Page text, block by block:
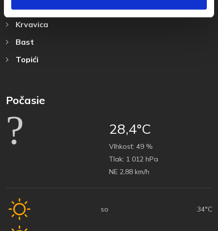
Krvavica
Bast
Topići
Počasie
28,4°C
Vlhkosť: 49 %
Tlak: 1 012 hPa
NE 2,88 km/h
so 34°C